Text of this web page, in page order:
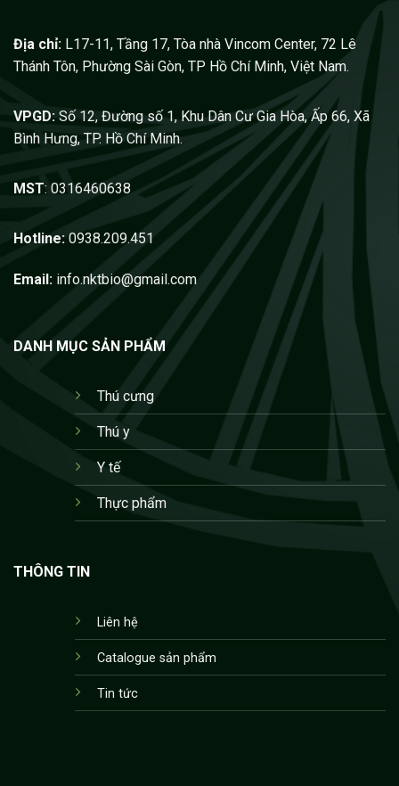
Địa chỉ: L17-11, Tầng 17, Tòa nhà Vincom Center, 72 Lê
Thánh Tôn, Phường Sài Gòn, TP Hồ Chí Minh, Việt Nam.
VPGD: Số 12, Đường số 1, Khu Dân Cư Gia Hòa, Ấp 66, Xã
Bình Hưng, TP. Hồ Chí Minh.
MST: 0316460638
Hotline: 0938.209.451
Email: info.nktbio@gmail.com
DANH MỤC SẢN PHẨM
Thú cưng
Thú y
Y tế
Thực phẩm
THÔNG TIN
Liên hệ
Catalogue sản phẩm
Tin tức